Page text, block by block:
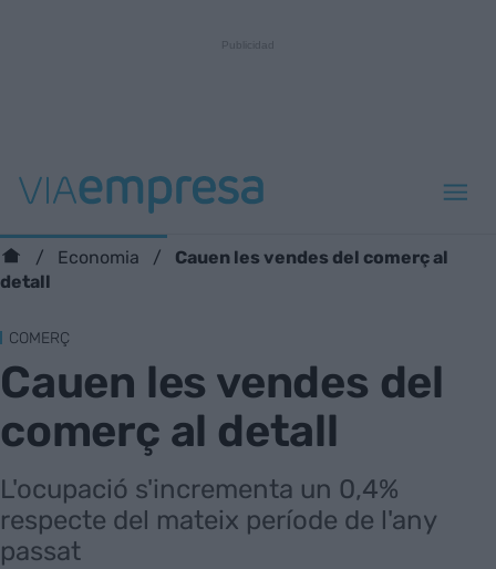
Economia
Cauen les vendes del comerç al
detall
COMERÇ
Cauen les vendes del
comerç al detall
L'ocupació s'incrementa un 0,4%
respecte del mateix període de l'any
passat